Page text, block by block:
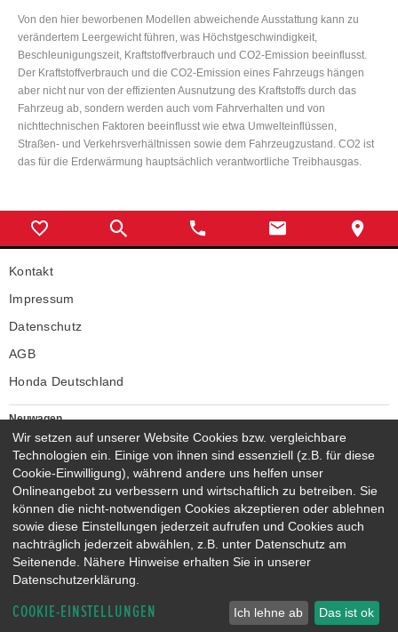
Von den hier beworbenen Modellen abweichende Ausstattung kann zu
verändertem Leergewicht führen, was Höchstgeschwindigkeit,
Beschleunigungszeit, Kraftstoffverbrauch und CO2-Emission beeinflusst.
Der Kraftstoffverbrauch und die CO2-Emission eines Fahrzeugs hängen
aber nicht nur von der effizienten Ausnutzung des Kraftstoffs durch das
Fahrzeug ab, sondern werden auch vom Fahrverhalten und von
nichttechnischen Faktoren beeinflusst wie etwa Umwelteinflüssen,
Straßen- und Verkehrsverhältnissen sowie dem Fahrzeugzustand. CO2 ist
das für die Erderwärmung hauptsächlich verantwortliche Treibhausgas.
Kontakt
Impressum
Datenschutz
AGB
Honda Deutschland
Neuwagen
Honda Neuwagen
Gebrauchtwagen
Honda Gebrauchtwagen
Honda Vorführwagen
Gesamtbestand
NEUWAGENMODELLE
HONDA JAZZ E:HEV
HONDA CIVIC E:HEV
HONDA PRELUDE E:HEV
HONDA ZR-V E:HEV
HONDA CR-V E:HEV & E:PHEV
Wir setzen auf unserer Website Cookies bzw. vergleichbare
Technologien ein. Einige von ihnen sind essenziell (z.B. für diese
Cookie-Einwilligung), während andere uns helfen unser
Onlineangebot zu verbessern und wirtschaftlich zu betreiben. Sie
können die nicht-notwendigen Cookies akzeptieren oder ablehnen
sowie diese Einstellungen jederzeit aufrufen und Cookies auch
nachträglich jederzeit abwählen, z.B. unter Datenschutz am
Seitenende. Nähere Hinweise erhalten Sie in unserer
Datenschutzerklärung.
COOKIE-EINSTELLUNGEN Ich lehne ab Das ist ok